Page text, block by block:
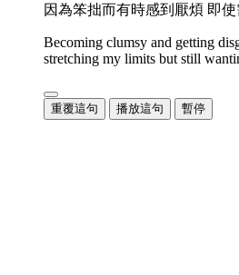
因為笨拙而有時感到厭煩 即
Becoming clumsy and getting
stretching my limits but still
重覆這句 播放這句 暫停